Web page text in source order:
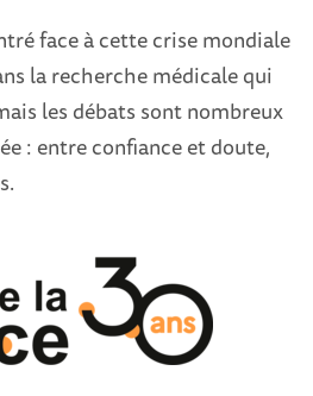
face à cette crise mondiale
la recherche médicale qui
les débats sont nombreux
: entre confiance et doute,